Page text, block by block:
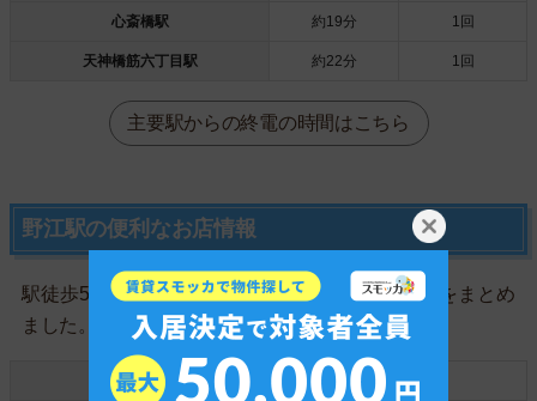
心斎橋駅 約19分 1回
天神橋筋六丁目駅 約22分 1回
主要駅からの終電の時間はこちら
野江駅の便利なお店情報
駅徒歩5分以内の一人暮らしに便利なお店の件数をまとめ
ました。
スーパー 3件